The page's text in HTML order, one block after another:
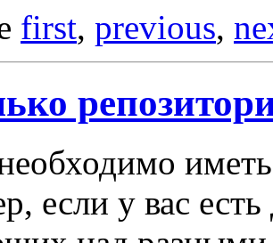
first, previous,
если у вас